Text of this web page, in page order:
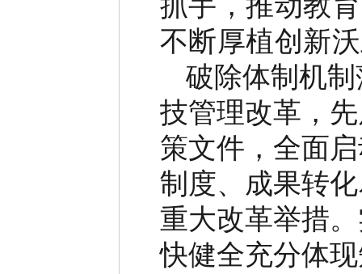
不断厚植创新
破除体制机
技管理改革，
策文件，全面
制度、成果转
重大改革举措
快健全充分体